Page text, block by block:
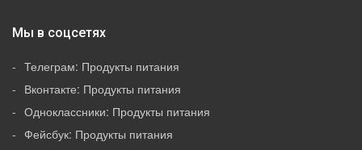
Мы в соцсетях
Телеграм: Продукты питания
Вконтакте: Продукты питания
Одноклассники: Продукты питания
Фейсбук: Продукты питания